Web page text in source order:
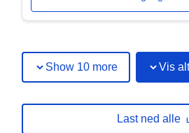
Show 10 more Vis alt
Last ned alle